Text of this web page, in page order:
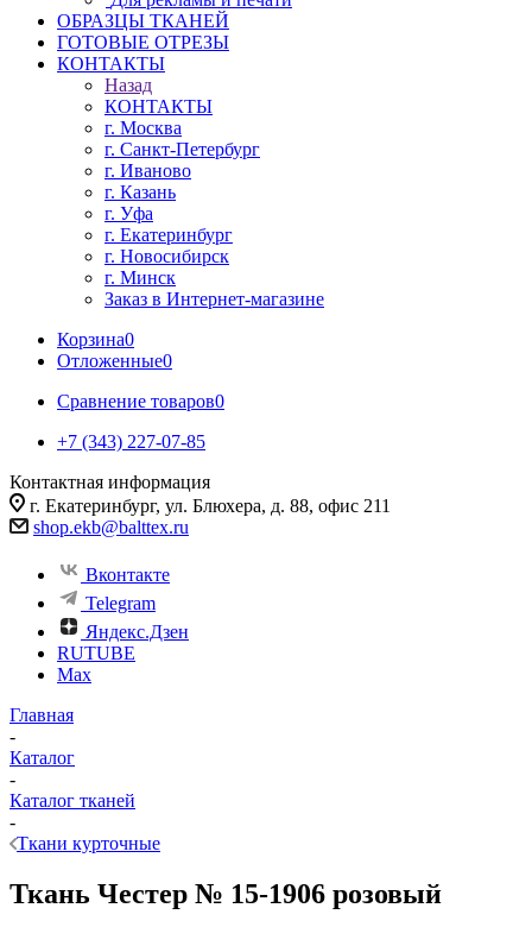
ОБРАЗЦЫ ТКАНЕЙ
ГОТОВЫЕ ОТРЕЗЫ
КОНТАКТЫ
Назад
КОНТАКТЫ
г. Москва
г. Санкт-Петербург
г. Иваново
г. Казань
г. Уфа
г. Екатеринбург
г. Новосибирск
г. Минск
Заказ в Интернет-магазине
Корзина0
Отложенные0
Сравнение товаров0
+7 (343) 227-07-85
Контактная информация
г. Екатеринбург, ул. Блюхера, д. 88, офис 211
shop.ekb@balttex.ru
Вконтакте
Telegram
Яндекс.Дзен
RUTUBE
Max
Главная
-
Каталог
-
Каталог тканей
-
Ткани курточные
Ткань Честер № 15-1906 розовый